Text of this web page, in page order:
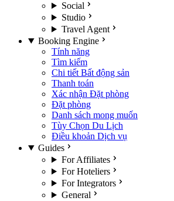
Social
Studio
Travel Agent
Booking Engine
Tính năng
Tìm kiếm
Chi tiết Bất động sản
Thanh toán
Xác nhận Đặt phòng
Đặt phòng
Danh sách mong muốn
Tùy Chọn Du Lịch
Điều khoản Dịch vụ
Guides
For Affiliates
For Hoteliers
For Integrators
General